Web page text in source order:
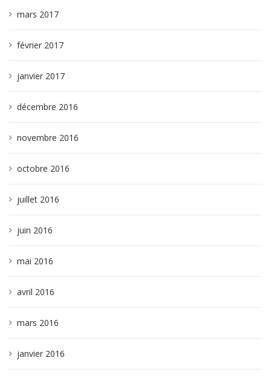
mars 2017
février 2017
janvier 2017
décembre 2016
novembre 2016
octobre 2016
juillet 2016
juin 2016
mai 2016
avril 2016
mars 2016
janvier 2016